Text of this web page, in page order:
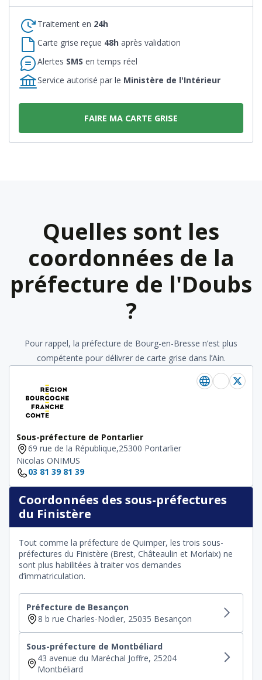
Traitement en 24h
Carte grise reçue 48h après validation
Alertes SMS en temps réel
Service autorisé par le Ministère de l'Intérieur
FAIRE MA CARTE GRISE
Quelles sont les
coordonnées de la
préfecture de l'Doubs
?
Pour rappel, la préfecture de Bourg-en-Bresse n’est plus
compétente pour délivrer de carte grise dans l’Ain.
Sous-préfecture de Pontarlier
69 rue de la République,25300 Pontarlier
Nicolas ONIMUS
03 81 39 81 39
Coordonnées des sous-préfectures
du Finistère
Tout comme la préfecture de Quimper, les trois sous-
préfectures du Finistère (Brest, Châteaulin et Morlaix) ne
sont plus habilitées à traiter vos demandes
d’immatriculation.
Préfecture de Besançon
8 b rue Charles-Nodier, 25035 Besançon
Sous-préfecture de Montbéliard
43 avenue du Maréchal Joffre, 25204
Montbéliard